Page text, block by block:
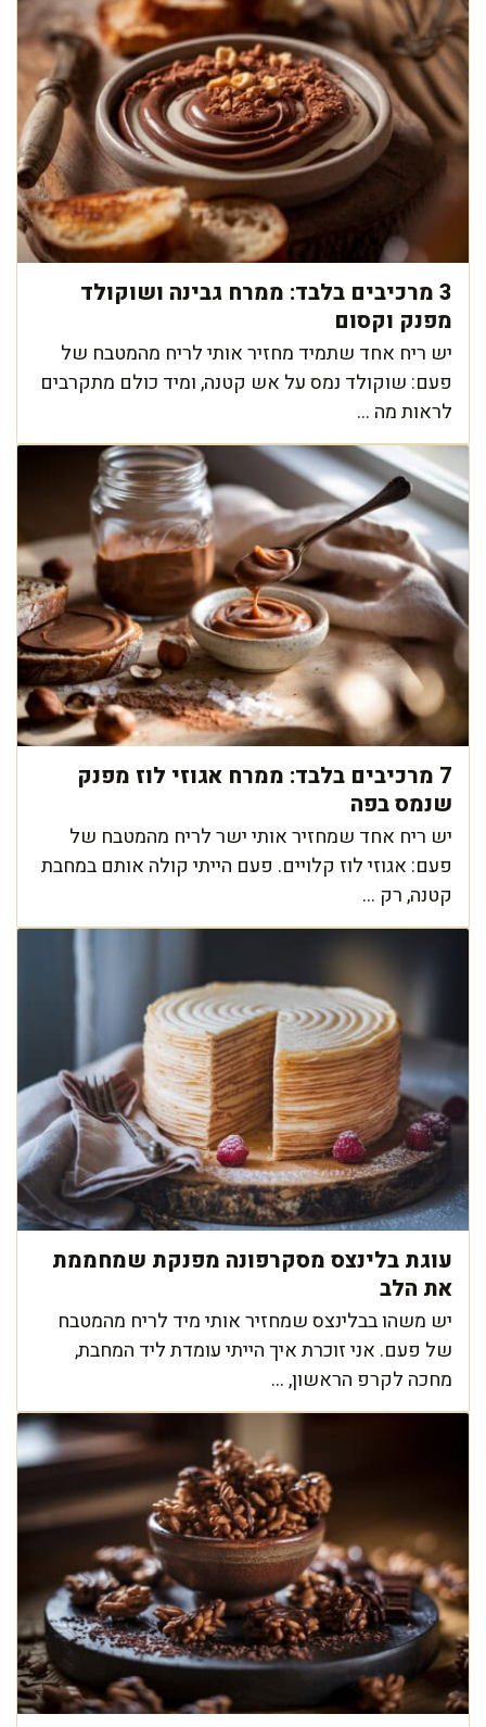
3 מרכיבים בלבד: ממרח גבינה ושוקולד
מפנק וקסום
יש ריח אחד שתמיד מחזיר אותי לריח מהמטבח של
פעם: שוקולד נמס על אש קטנה, ומיד כולם מתקרבים
לראות מה ...
7 מרכיבים בלבד: ממרח אגוזי לוז מפנק
שנמס בפה
יש ריח אחד שמחזיר אותי ישר לריח מהמטבח של
פעם: אגוזי לוז קלויים. פעם הייתי קולה אותם במחבת
קטנה, רק ...
עוגת בלינצס מסקרפונה מפנקת שמחממת
את הלב
יש משהו בבלינצס שמחזיר אותי מיד לריח מהמטבח
של פעם. אני זוכרת איך הייתי עומדת ליד המחבת,
מחכה לקרפ הראשון, ...